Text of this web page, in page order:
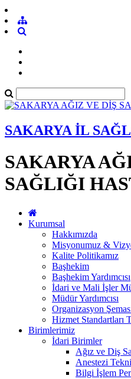
SAKARYA İL
SAKARYA
SAĞLIĞI
Kurumsal
Hakkımızda
Misyonumuz &
Kalite Politikamız
Başhekim
Başhekim Yardımcısı
İdari ve Mali İşler
Müdür Yardımcısı
Organizasyon
Hizmet Standartları
Birimlerimiz
İdari Birimler
Ağız ve Diş
Anestezi
Bilgi İşlem